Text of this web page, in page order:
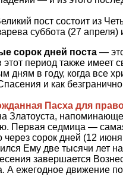
пост состоит из
суббота (27 апреля)
сорок дней поста —
этот период также имеет
дням в году, когда все
и как
Пасха для
Златоуста,
Первая седмица —
через сорок дней (12
Ему две тысячи лет
завершается
А ежегодное движение